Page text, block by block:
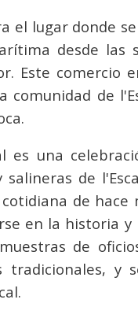
el lugar donde
desde las
Este comercio
comunidad de
es una
salineras de
de
en la historia y
de
tradicionales,